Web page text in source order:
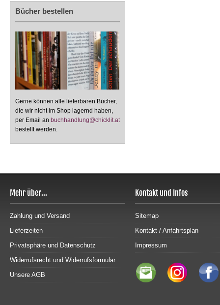
Bücher bestellen
Gerne können alle lieferbaren Bücher,
die wir nicht im Shop lagernd haben,
per Email an buchhandlung@chicklit.at
bestellt werden.
Mehr über...
Zahlung und Versand
Lieferzeiten
Privatsphäre und Datenschutz
Widerrufsrecht und Widerrufsformular
Unsere AGB
Kontakt und Infos
Sitemap
Kontakt / Anfahrtsplan
Impressum